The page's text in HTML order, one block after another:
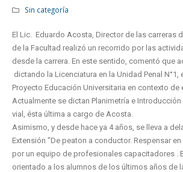
Sin categoría
El Lic. Eduardo Acosta, Director de las carreras
de la Facultad realizó un recorrido por las
desde la carrera. En este sentido, comentó que
dictando la Licenciatura en la Unidad Penal N°1,
Proyecto Educación Universitaria en contexto de
Actualmente se dictan Planimetría e
vial, ésta última a cargo de Acosta.
Asimismo, y desde hace ya 4 años, se lleva a
Extensión "De peaton a conductor. Respensar
por un equipo de profesionales capacitadores .
orientado a los alumnos de los últimos años de